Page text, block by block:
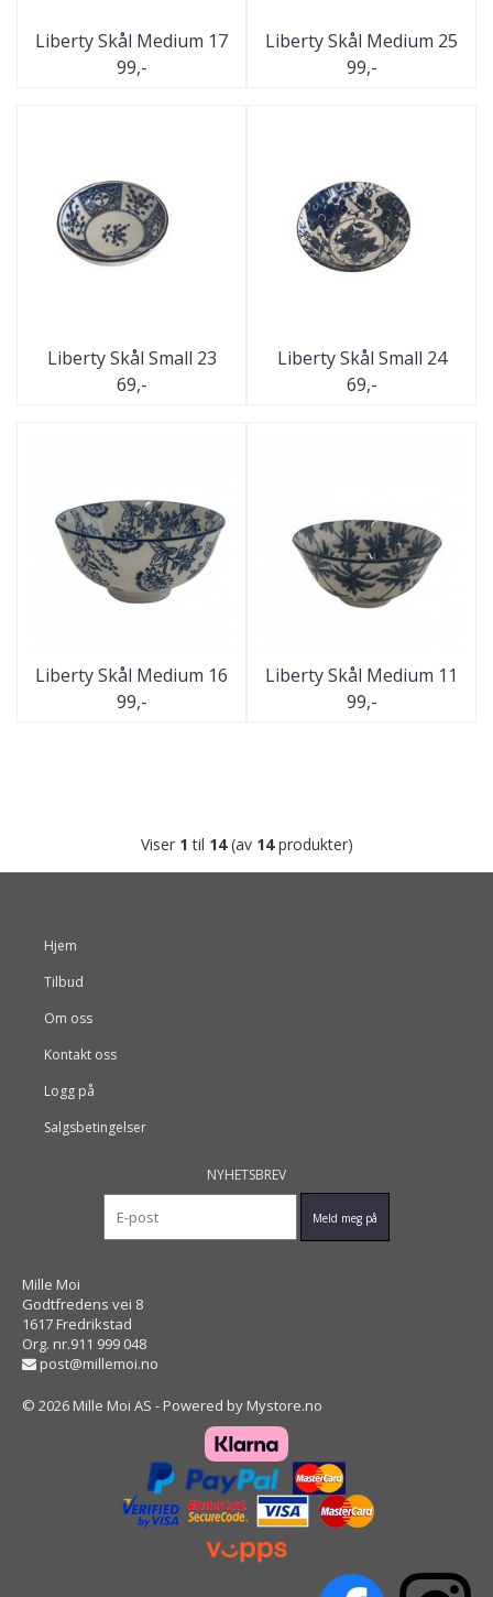
Liberty Skål Medium 17
99,-
Liberty Skål Medium 25
99,-
Liberty Skål Small 23
69,-
Liberty Skål Small 24
69,-
Liberty Skål Medium 16
99,-
Liberty Skål Medium 11
99,-
Viser 1 til 14(av 14produkter)
Hjem
Tilbud
Om oss
Kontakt oss
Logg på
Salgsbetingelser
NYHETSBREV
Mille Moi
Godtfredens vei 8
1617 Fredrikstad
Org. nr.911 999 048
post@millemoi.no
© 2026 Mille Moi AS - Powered by Mystore.no